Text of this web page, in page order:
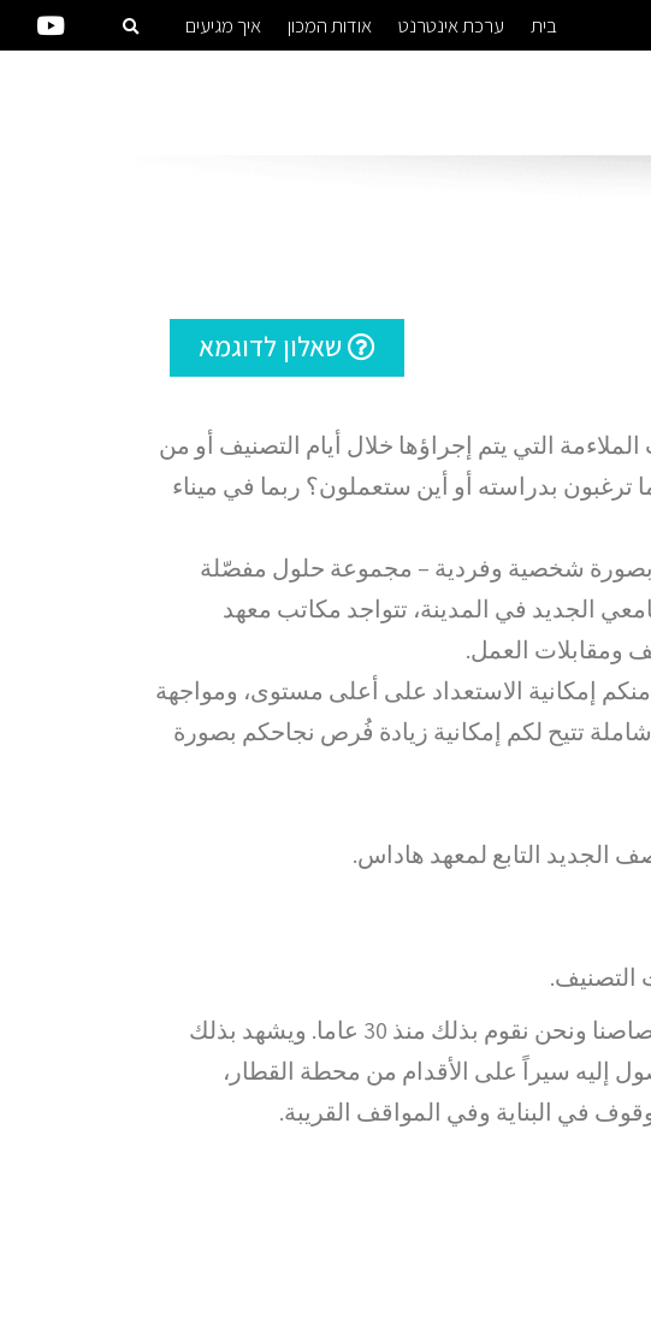
בית ערכת אינטרנט אודות המכון איך מגיעים
שאלון לדוגמא
التي يتم إجراؤها خلال أيام التصنيف أو من
ترغبون بدراسته أو أين ستعملون؟ ربما في ميناء
شخصية وفردية – مجموعة حلول مفصّلة
الجديد في المدينة، تتواجد مكاتب معهد
ومقابلات العمل.
إمكانية الاستعداد على أعلى مستوى، ومواجهة
تتيح لكم إمكانية زيادة فُرص نجاحكم بصورة
الجديد التابع لمعهد هاداس.
التصنيف.
كل هذه الأمور، وغيرها المزيد، هي جزء من الأدوات الهامة التي ستتلقونها لدينا. هذا اختصاصنا ونحن نقوم بذلك منذ 30 عاما. ويشهد بذلك
إليه سيراً على الأقدام من محطة القطار،
في البناية وفي المواقف القريبة.